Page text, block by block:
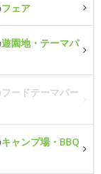
フェア
遊園地・テーマパ
フードテーマパー
キャンプ場・BBQ